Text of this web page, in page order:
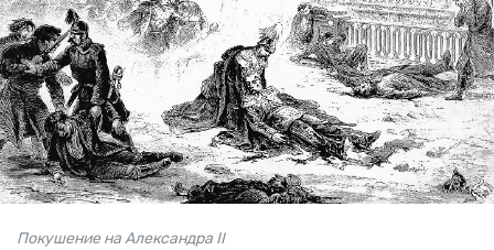
Покушение на Александра II